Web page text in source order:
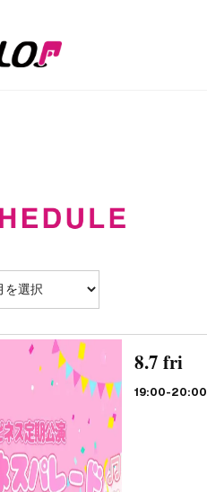
8.7 fri
19:00-20:00